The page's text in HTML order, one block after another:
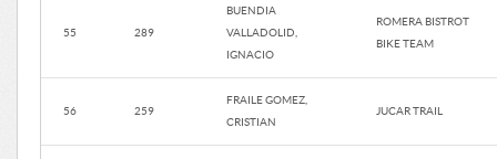
55 289
BUENDIA
VALLADOLID,
IGNACIO
ROMERA BISTROT
BIKE TEAM
56 259
FRAILE GOMEZ,
CRISTIAN
JUCAR TRAIL